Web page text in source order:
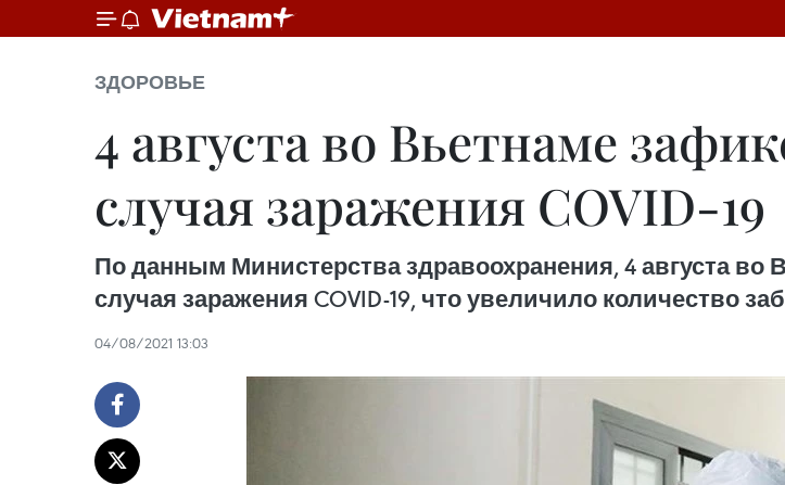
ЗДОРОВЬЕ
4 августа во Вьетнаме
случая заражения COVID-19
По данным Министерства здравоохранения, 4 августа во
случая заражения COVID-19, что увеличило количество
04/08/2021 13:03